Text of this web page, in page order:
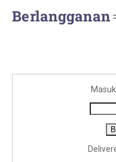
Berlangganan